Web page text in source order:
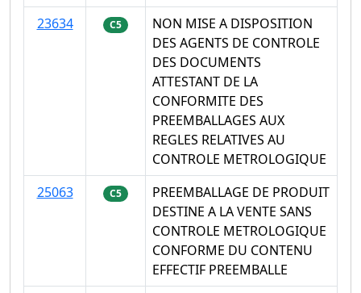
23634
C5
NON MISE A DISPOSITION
DES AGENTS DE CONTROLE
DES DOCUMENTS
ATTESTANT DE LA
CONFORMITE DES
PREEMBALLAGES AUX
REGLES RELATIVES AU
CONTROLE METROLOGIQUE
25063
C5
PREEMBALLAGE DE PRODUIT
DESTINE A LA VENTE SANS
CONTROLE METROLOGIQUE
CONFORME DU CONTENU
EFFECTIF PREEMBALLE